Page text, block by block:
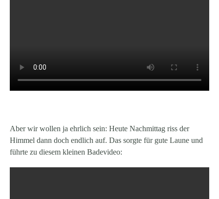
Aber wir wollen ja ehrlich sein: Heute Nachmittag riss der
Himmel dann doch endlich auf. Das sorgte für gute Laune und
führte zu diesem kleinen Badevideo: